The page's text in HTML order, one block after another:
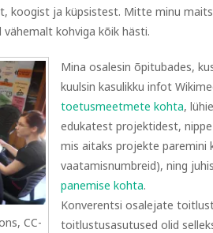
koogist ja küpsistest. Mitte minu
kohviga kõik hästi.
CC-
Mina osalesin õpitubades,
kuulsin kasulikku infot
toetusmeetmete kohta,
edukatest projektidest,
mis aitaks projekte paremini
vaatamisnumbreid), ning
panemise kohta.
Konverentsi osalejate
toitlustusasutused olid